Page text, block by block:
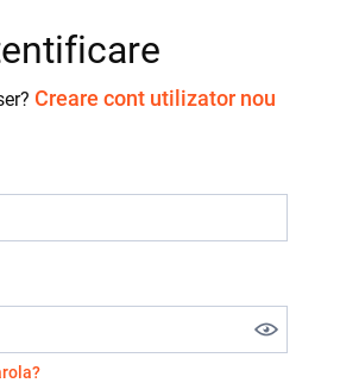
Creare cont utilizator nou